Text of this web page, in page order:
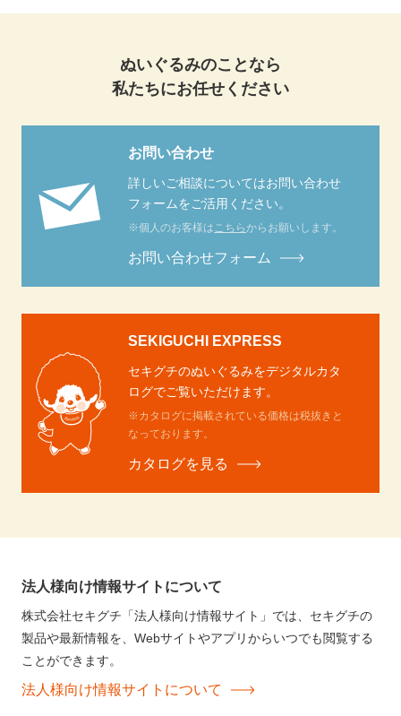
ぬいぐるみのことなら
私たちにお任せください
お問い合わせ
詳しいご相談についてはお問い合わせ
フォームをご活用ください。
※個人のお客様はこちらからお願いします。
お問い合わせフォーム
SEKIGUCHI EXPRESS
セキグチのぬいぐるみをデジタルカタ
ログでご覧いただけます。
※カタログに掲載されている価格は税抜きと
なっております。
カタログを見る
法人様向け情報サイトについて
株式会社セキグチ「法人様向け情報サイト」では、セキグチの
製品や最新情報を、Webサイトやアプリからいつでも閲覧する
ことができます。
法人様向け情報サイトについて